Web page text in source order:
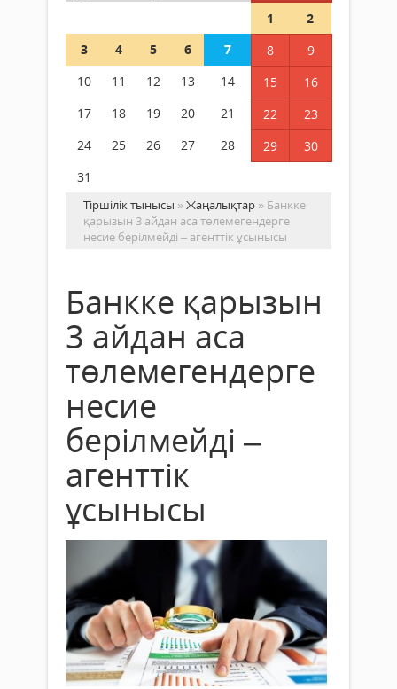
1
2
3
4 5 6 7 8
9
10
11 12 13 14 15
16
17
18 19 20 21 22
23
24
25 26 27 28 29
30
31
Тіршілік тынысы »Жаңалықтар » Банкке
қарызын 3 айдан аса төлемегендерге
несие берілмейді – агенттік ұсынысы
Банкке қарызын
3 айдан аса
төлемегендерге
несие
берілмейді –
агенттік
ұсынысы